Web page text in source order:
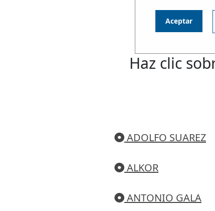
Haz clic
ADOLFO SUAREZ
ALKOR
ANTONIO GALA
Aceptar